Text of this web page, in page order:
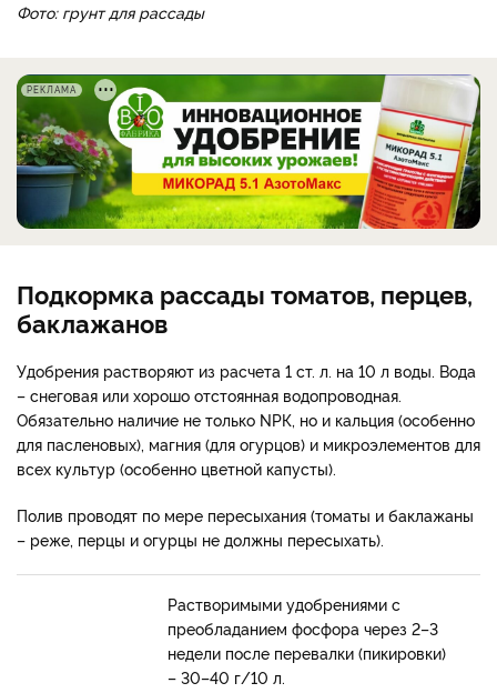
Фото: грунт для рассады
РЕКЛАМА
Подкормка рассады томатов, перцев,
баклажанов
Удобрения растворяют из расчета 1 ст. л. на 10 л воды. Вода
– снеговая или хорошо отстоянная водопроводная.
Обязательно наличие не только NРК, но и кальция (особенно
для пасленовых), магния (для огурцов) и микроэлементов для
всех культур (особенно цветной капусты).
Полив проводят по мере пересыхания (томаты и баклажаны
– реже, перцы и огурцы не должны пересыхать).
Растворимыми удобрениями с
преобладанием фосфора через 2–3
недели после перевалки (пикировки)
– 30–40 г/10 л.